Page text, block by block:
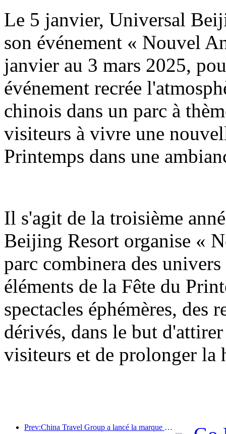
Le 5 janvier, Universal
son événement « Nouvel
janvier au 3 mars 2025,
événement recrée
chinois dans un parc à
visiteurs à vivre une
Printemps dans une
Il s'agit de la troisième
Beijing Resort organise «
parc combinera des
éléments de la Fête du
spectacles éphémères, des
dérivés, dans le but
visiteurs et de prolonger la
Prev:China Travel Group a lancé la marque « China Travel Good Times » pour se développer sur le marché du tourisme senior.